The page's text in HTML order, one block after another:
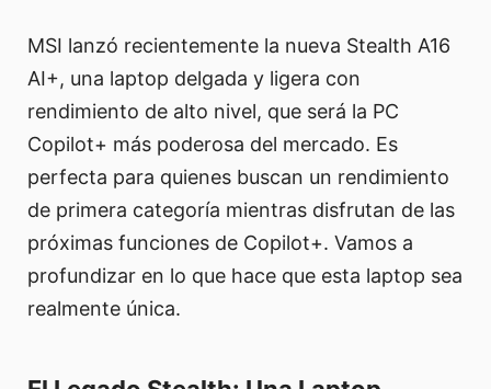
MSI lanzó recientemente la nueva Stealth A16
AI+, una laptop delgada y ligera con
rendimiento de alto nivel, que será la PC
Copilot+ más poderosa del mercado. Es
perfecta para quienes buscan un rendimiento
de primera categoría mientras disfrutan de las
próximas funciones de Copilot+. Vamos a
profundizar en lo que hace que esta laptop sea
realmente única.